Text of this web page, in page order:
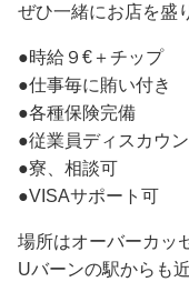
ぜひ一緒にお店を盛
●時給９€＋チップ
●仕事毎に賄い付き
●各種保険完備
●従業員ディスカウ
●寮、相談可
●VISAサポート可
場所はオーバーカッ
Uバーンの駅からも